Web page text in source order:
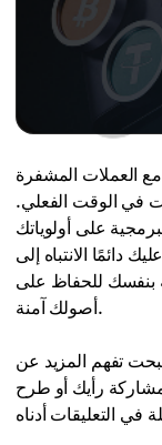
العملات المشفرة
في الوقت الفعلي.
على أولوياتك
دائمًا الانتباه إلى
بنفسك للحفاظ على
أصولك آمنة.
تفهم المزيد عن
رأيك أو طرح